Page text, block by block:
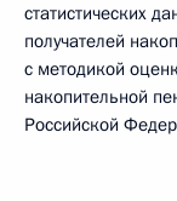
статистических
получателей
с методикой
накопительной
Российской